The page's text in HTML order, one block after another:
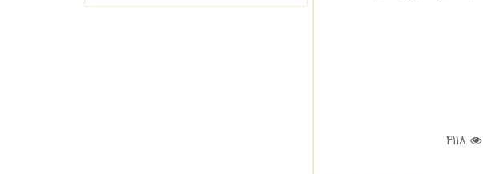
4118